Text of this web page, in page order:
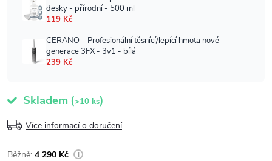
Skladem (>10 ks)
Více informací o doručení
4 290 Kč